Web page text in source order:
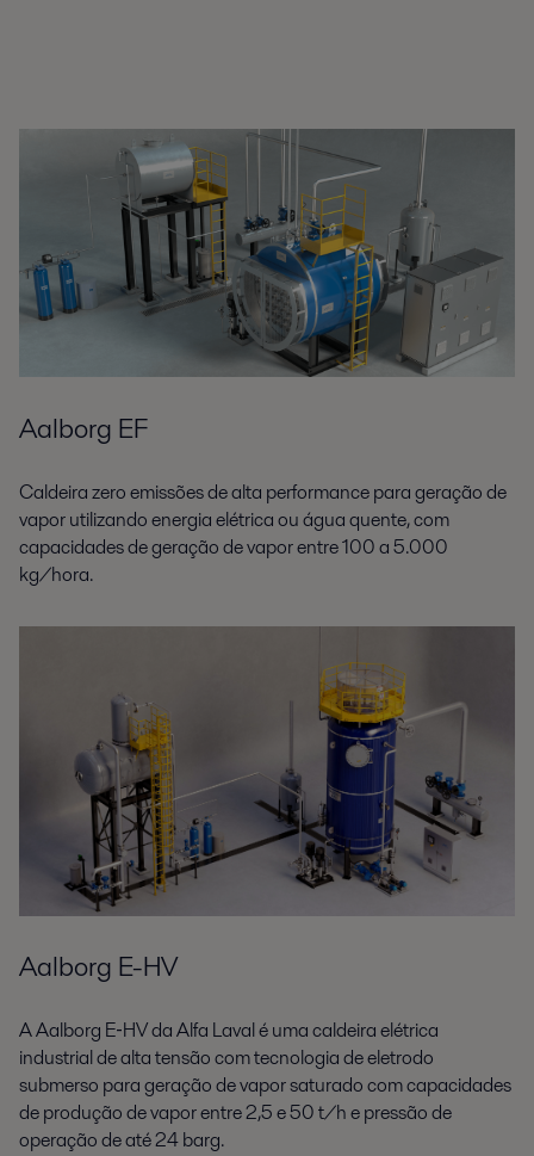
Aalborg EF
Caldeira zero emissões de alta performance para geração de
vapor utilizando energia elétrica ou água quente, com
capacidades de geração de vapor entre 100 a 5.000
kg/hora.
Aalborg E-HV
A Aalborg E‑HV da Alfa Laval é uma caldeira elétrica
industrial de alta tensão com tecnologia de eletrodo
submerso para geração de vapor saturado com capacidades
de produção de vapor entre 2,5 e 50 t/h e pressão de
operação de até24 barg.